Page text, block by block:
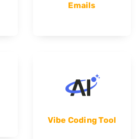
Emails
Vibe Coding Tool